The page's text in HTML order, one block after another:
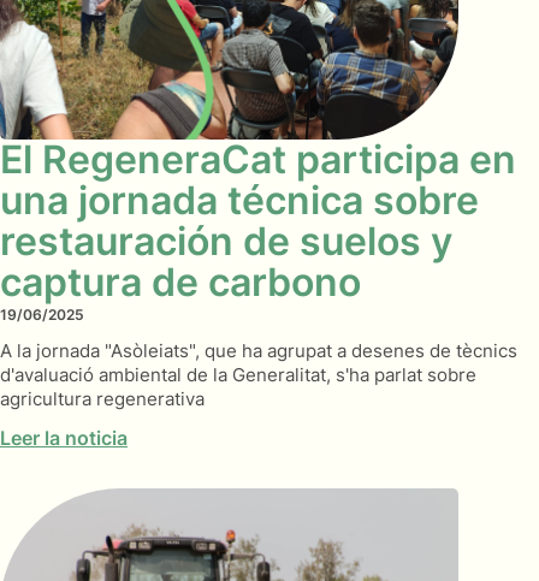
El RegeneraCat participa en
una jornada técnica sobre
restauración de suelos y
captura de carbono
19/06/2025
A la jornada "Asòleiats", que ha agrupat a desenes de tècnics
d'avaluació ambiental de la Generalitat, s'ha parlat sobre
agricultura regenerativa
Leer la noticia